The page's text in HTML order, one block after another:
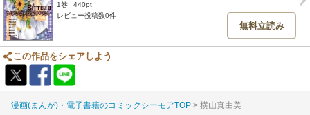
1巻
440pt
レビュー投稿数0件
無料立読み
この作品をシェアしよう
漫画(まんが)・電子書籍のコミックシーモアTOP 横山真由美